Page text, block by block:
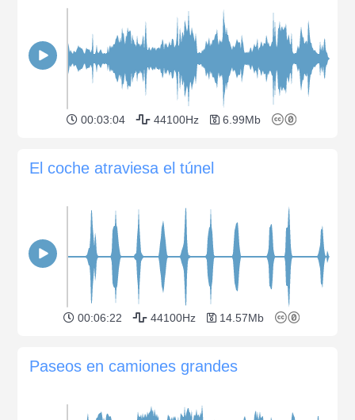
00:03:04 44100Hz 6.99Mb
El coche atraviesa el túnel
00:06:22 44100Hz 14.57Mb
Paseos en camiones grandes